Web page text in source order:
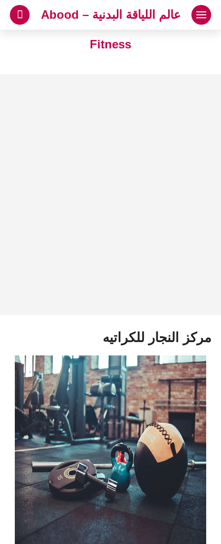
التجاوز
المحتوى
عالم اللياقة البدنية – Abood
Fitness
مركز النجار للكراتيه